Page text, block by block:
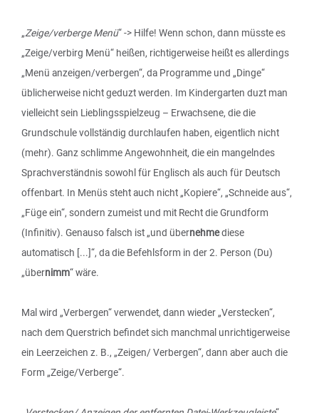
„Zeige/verberge Menü“ -> Hilfe! Wenn schon, dann müsste es
„Zeige/verbirg Menü“ heißen, richtigerweise heißt es allerdings
„Menü anzeigen/verbergen“, da Programme und „Dinge“
üblicherweise nicht geduzt werden. Im Kindergarten duzt man
vielleicht sein Lieblingsspielzeug – Erwachsene, die die
Grundschule vollständig durchlaufen haben, eigentlich nicht
(mehr). Ganz schlimme Angewohnheit, die ein mangelndes
Sprachverständnis sowohl für Englisch als auch für Deutsch
offenbart. In Menüs steht auch nicht „Kopiere“, „Schneide aus“,
„Füge ein“, sondern zumeist und mit Recht die Grundform
(Infinitiv). Genauso falsch ist „und übernehmediese
automatisch [...]“, da die Befehlsform in der 2. Person (Du)
„übernimm“ wäre.
Mal wird „Verbergen“ verwendet, dann wieder „Verstecken“,
nach dem Querstrich befindet sich manchmal unrichtigerweise
ein Leerzeichen z. B., „Zeigen/ Verbergen“, dann aber auch die
Form „Zeige/Verberge“.